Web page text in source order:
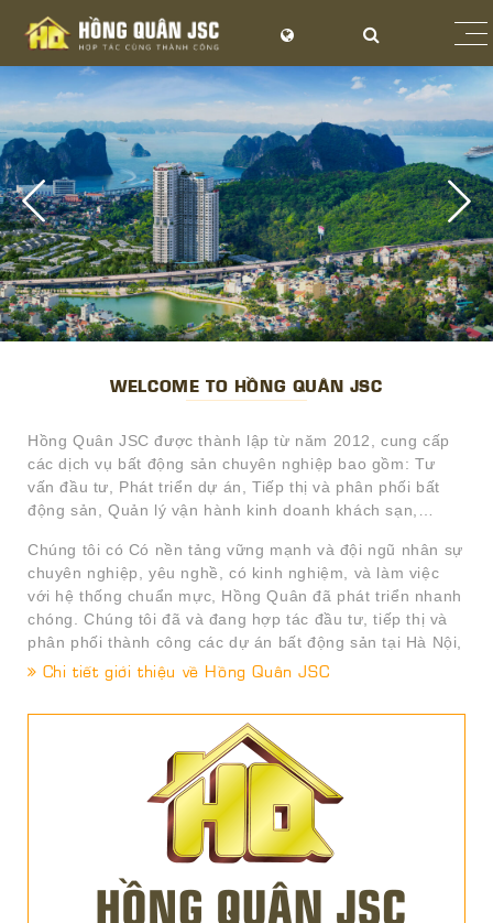
WELCOME TO HỒNG QUÂN JSC
Hồng Quân JSC được thành lập từ năm 2012, cung cấp
các dịch vụ bất động sản chuyên nghiệp bao gồm: Tư
vấn đầu tư, Phát triển dự án, Tiếp thị và phân phối bất
động sản, Quản lý vận hành kinh doanh khách sạn,…
Chúng tôi có Có nền tảng vững mạnh và đội ngũ nhân sự
chuyên nghiệp, yêu nghề, có kinh nghiệm, và làm việc
với hệ thống chuẩn mực, Hồng Quân đã phát triển nhanh
chóng. Chúng tôi đã và đang hợp tác đầu tư, tiếp thị và
phân phối thành công các dự án bất động sản tại Hà Nội,
Khánh Hòa ở các phân khúc khác nhau như: Nhà ở –
Với mong muốn đóng góp vào sự phát triển bền vững
của thị trường bất động sản Việt Nam, hướng tới sự gia
tăng thực sự cho khách hàng thông qua các dịch vụ có
chất lượng cao nhất; định hướng mục tiêu phát triển là
đối tác tin cậy và được ưu tiên lựa chọn qua các dịch vụ
chuyên nghiệp, Hồng Quân sẽ không ngừng nỗ lực phấn
đấu để trở thành thương hiệu hàng đầu Việt Nam trong
lĩnh vực phát triển Dự án, cung cấp các dịch vụ tiếp thị
phân phối, nghiên cứu thị trường, môi giới uy tín nhất.
Chi tiết giới thiệu về Hồng Quân JSC